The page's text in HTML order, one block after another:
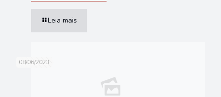
Leia mais
08/06/2023